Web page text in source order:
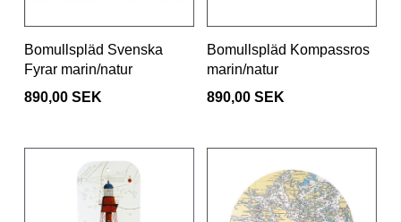
Bomullspläd Svenska
Fyrar marin/natur
890,00 SEK
Bomullspläd Kompassros
marin/natur
890,00 SEK